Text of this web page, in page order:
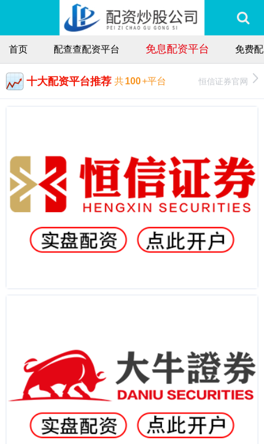
首页 配查查配资平台 免息配资平台 免费
十大配资平台推荐 共100+平台 恒信证券官网